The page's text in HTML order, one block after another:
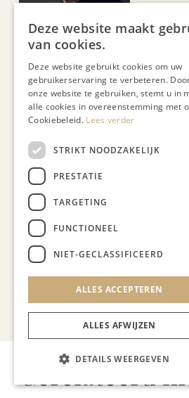
Is
nieuwe
Bekijk alle artikelen
Gerelateerd
Deze website maakt
van cookies.
Deze website gebruikt cookies om uw
gebruikerservaring te verbeteren.
onze website te gebruiken, stemt u in
alle cookies in overeenstemming met
Cookiebeleid. Lees verder
STRIKT NOODZAKELIJK
PRESTATIE
TARGETING
FUNCTIONEEL
NIET-GECLASSIFICEERD
ALLES ACCEPTEREN
ALLES AFWIJZEN
DETAILS WEERGEVEN